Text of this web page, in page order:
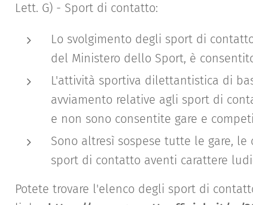
Lett. G) - Sport di contatto:
Lo svolgimento degli sport di
del Ministero dello Sport, è
L'attività sportiva dilettantistica di
avviamento relative agli sport di
e non sono consentite gare e
Sono altresì sospese tutte le gare,
sport di contatto aventi carattere
Potete trovare l'elenco degli sport di